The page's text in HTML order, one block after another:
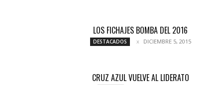
LOS FICHAJES BOMBA DEL 2016
DESTACADOS DICIEMBRE 5, 2015
CRUZ AZUL VUELVE AL LIDERATO